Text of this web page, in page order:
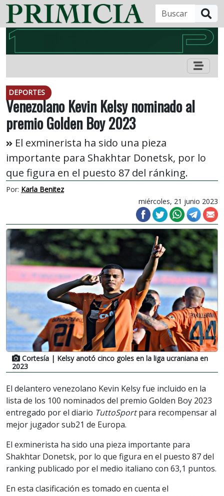
DEPORTES
Venezolano Kevin Kelsy nominado al
premio Golden Boy 2023
El exminerista ha sido una pieza
importante para Shakhtar Donetsk, por lo
que figura en el puesto 87 del ránking.
Por: Karla Benitez
miércoles, 21 junio 2023
Cortesía | Kelsy anotó cinco goles en la liga ucraniana en
2023
El delantero venezolano Kevin Kelsy fue incluido en la
lista de los 100 nominados del premio Golden Boy 2023
entregado por el diario TuttoSportpara recompensar al
mejor jugador sub21 de Europa.
El exminerista ha sido una pieza importante para
Shakhtar Donetsk, por lo que figura en el puesto 87 del
ranking publicado por el medio italiano con 63,1 puntos.
En esta clasificación es tomado en cuenta el